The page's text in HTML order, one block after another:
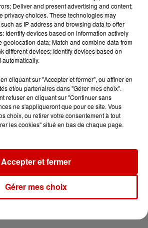
jet ski !
Voir plus
Massol, figure
de
Canada et accueillir les bleus à
Deliver and present advertising and content;
privacy choices. These technologies may
as IP address and browsing data to offer
Identify devices based on information actively
geolocation data; Match and combine data from
different devices; Identify devices based on
cliquant sur "Accepter et fermer", ou affiner en
et/ou partenaires dans "Gérer mes choix".
refuser en cliquant sur "Continuer sans
ne s'appliqueront que pour ce site. Vous
choix, ou retirer votre consentement à tout
les cookies" situé en bas de chaque page.
Gérer mes choix
Accepter et fermer